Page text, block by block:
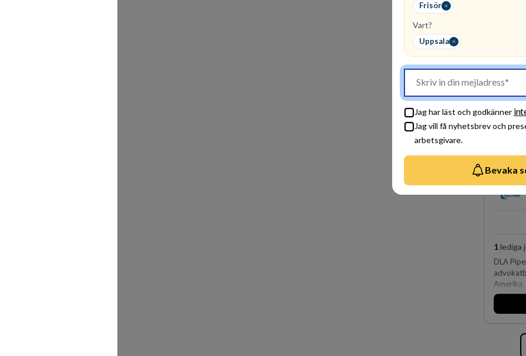
Frisör
Vart?
Uppsala
Jag har läst och godkänner
Jag vill få nyhetsbrev och
arbetsgivare.
Bevaka
utifrån
1lediga
DLA
och
på DLA